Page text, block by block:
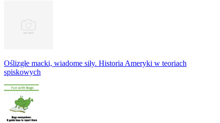
Oślizgłe macki, wiadome siły. Historia Ameryki w teoriach
spiskowych